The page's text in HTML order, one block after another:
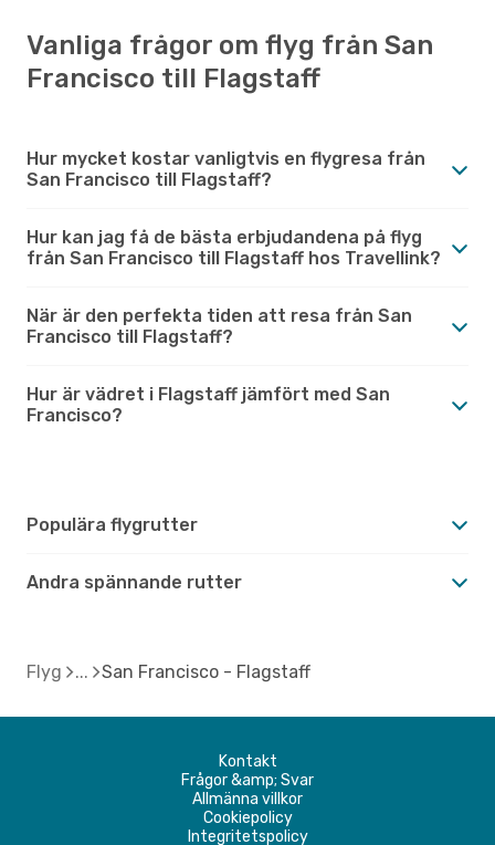
Vanliga frågor om flyg från San
Francisco till Flagstaff
Hur mycket kostar vanligtvis en flygresa från
San Francisco till Flagstaff?
Hur kan jag få de bästa erbjudandena på flyg
från San Francisco till Flagstaff hos Travellink?
När är den perfekta tiden att resa från San
Francisco till Flagstaff?
Hur är vädret i Flagstaff jämfört med San
Francisco?
Populära flygrutter
Andra spännande rutter
Flyg San Francisco - Flagstaff
Kontakt
Frågor &amp; Svar
Allmänna villkor
Cookiepolicy
Integritetspolicy